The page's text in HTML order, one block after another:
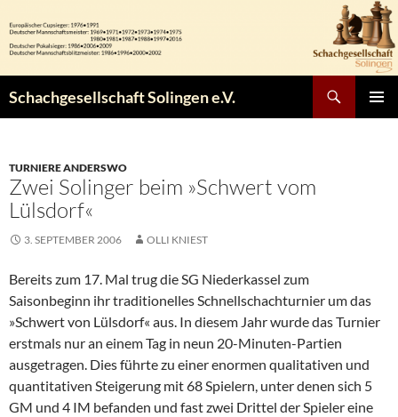
Inhalt
springen
Schachgesellschaft Solingen e.V.
TURNIERE ANDERSWO
Zwei Solinger beim »Schwert vom
Lülsdorf«
3. SEPTEMBER 2006 OLLI KNIEST
Bereits zum 17. Mal trug die SG Niederkassel zum
Saisonbeginn ihr traditionelles Schnellschachturnier um das
»Schwert von Lülsdorf« aus. In diesem Jahr wurde das Turnier
erstmals nur an einem Tag in neun 20-Minuten-Partien
ausgetragen. Dies führte zu einer enormen qualitativen und
quantitativen Steigerung mit 68 Spielern, unter denen sich 5
GM und 4 IM befanden und fast zwei Drittel der Spieler eine